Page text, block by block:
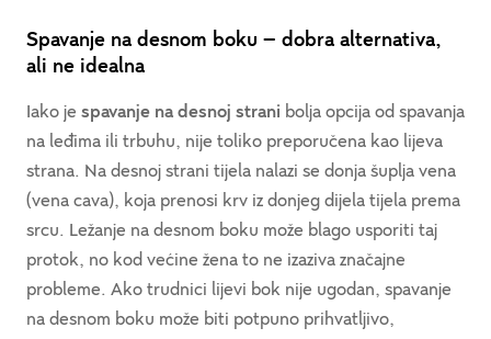
Spavanje na desnom boku – dobra alternativa,
ali ne idealna
Iako je spavanje na desnoj strani bolja opcija od spavanja
na leđima ili trbuhu, nije toliko preporučena kao lijeva
strana. Na desnoj strani tijela nalazi se donja šuplja vena
(vena cava), koja prenosi krv iz donjeg dijela tijela prema
srcu. Ležanje na desnom boku može blago usporiti taj
protok, no kod većine žena to ne izaziva značajne
probleme. Ako trudnici lijevi bok nije ugodan, spavanje
na desnom boku može biti potpuno prihvatljivo,